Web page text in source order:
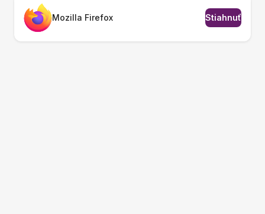
Mozilla Firefox Stiahnuť